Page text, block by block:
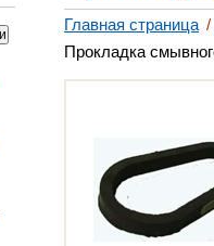
Главная страница /
Прокладка